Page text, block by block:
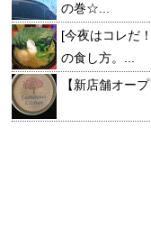
の巻☆...
[今夜はコレだ
の食し方。...
【新店舗オー